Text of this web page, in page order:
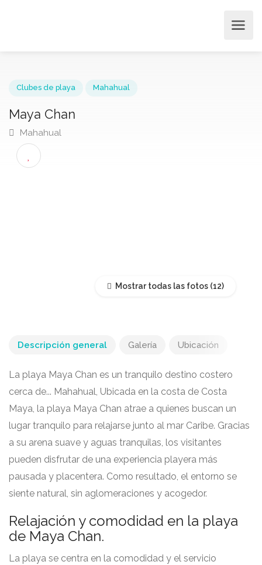
Maya Chan
Mahahual
Mostrar todas las fotos
Descripción general Galería Ubicación
La playa Maya Chan es un tranquilo destino costero
cerca de... Mahahual, Ubicada en la costa de Costa
Maya, la playa Maya Chan atrae a quienes buscan un
lugar tranquilo para relajarse junto al mar Caribe. Gracias
a su arena suave y aguas tranquilas, los visitantes
pueden disfrutar de una experiencia playera más
pausada y placentera. Como resultado, el entorno se
siente natural, sin aglomeraciones y acogedor.
Relajación y comodidad en la playa
de Maya Chan.
La playa se centra en la comodidad y el servicio